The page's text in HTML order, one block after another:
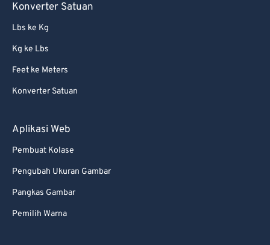
Konverter Satuan
Lbs ke Kg
Kg ke Lbs
Feet ke Meters
Konverter Satuan
Aplikasi Web
Pembuat Kolase
Pengubah Ukuran Gambar
Pangkas Gambar
Pemilih Warna